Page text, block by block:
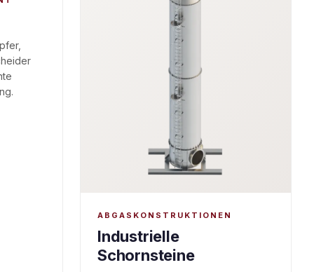
ABGASKONSTRUKTIONEN
Industrielle
Schornsteine